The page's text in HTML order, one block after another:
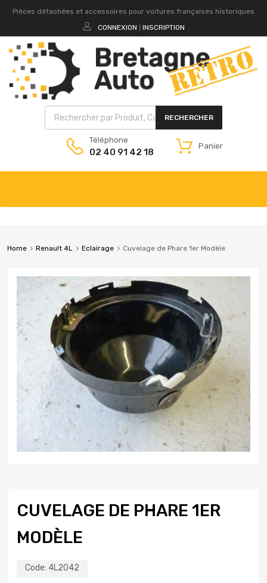
Pièces détachées et accessoires pour voitures françaises historiques
CONNEXION
INSCRIPTION
RECHERCHER
Téléphone
02 40 91 42 18
Panier
Home Renault 4L Eclairage Cuvelage de Phare 1er Modèle
CUVELAGE DE PHARE 1ER
MODÈLE
Code: 4L2042